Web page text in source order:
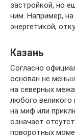
застройкой, но
ним. Например,
энергетикой,
Казань
Согласно
основан не
на северных
любого великого
на миф или
означает
поворотных